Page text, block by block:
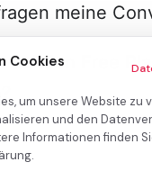
meine
auf den Free
Cookies
um unsere Website zu
und den
Informationen finden